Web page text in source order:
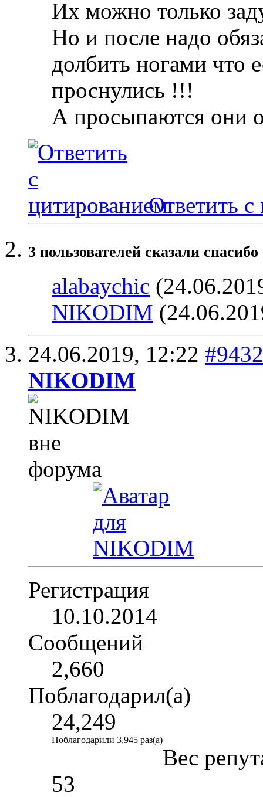
Их можно только
Но и после надо
долбить ногами что
проснулись !!!
А просыпаются они
Ответить с
3 пользователей сказали
alabaychic
NIKODIM
24.06.2019, 12:22 #9432
NIKODIM
Регистрация
10.10.2014
Сообщений
2,660
Поблагодарил(а)
24,249
Поблагодарили 3,945 раз(а)
Вес
53